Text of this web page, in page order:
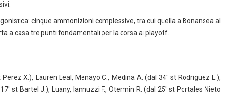
cinque ammonizioni complessive, tra cui quella a Bonansea al
a casa tre punti fondamentali per la corsa ai playoff.
Perez X.), Lauren Leal, Menayo C., Medina A. (dal 34′ st Rodriguez L.),
st Bartel J.), Luany, Iannuzzi F., Otermin R. (dal 25′ st Portales Nieto